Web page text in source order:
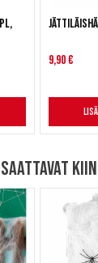
9,90 €